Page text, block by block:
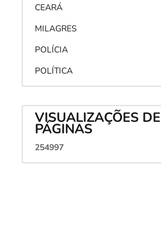
CEARÁ
MILAGRES
POLÍCIA
POLÍTICA
VISUALIZAÇÕES DE
PÁGINAS
254997